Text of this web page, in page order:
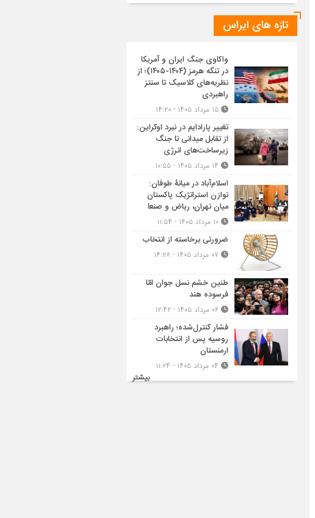
تازه های ایراس
واکاوی جنگ ایران و آمریکا
در تنگه هرمز (۱۴۰۴-۱۴۰۵)؛ از
نظریه‌های کلاسیک تا سنتز
راهبردی
تغییر پارادایم در نبرد اوکراین:
از تقابل میدانی تا جنگ
زیرساخت‌های انرژی
اسلام‌آباد در میانۀ طوفان:
توازن استراتژیک پاکستان
میان تهران، ریاض و صنعا
ضرورتی برخاسته از انتخاب
طنین خشم نسل جوان امّا
فرسوده هند
فشار کنترل‌شده؛ راهبرد
روسیه پس از انتخابات
ارمنستان
بیشتر